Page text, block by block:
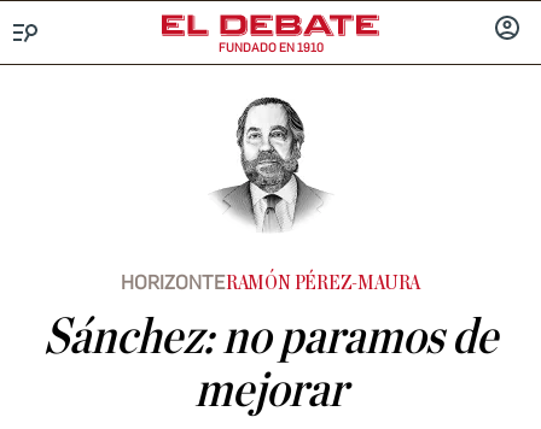
FUNDADO EN 1910
HORIZONTERAMÓN PÉREZ-MAURA
Sánchez: no paramos de
mejorar